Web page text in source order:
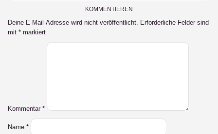
KOMMENTIEREN
Deine E-Mail-Adresse wird nicht veröffentlicht. Erforderliche Felder sind
mit * markiert
Kommentar *
Name *